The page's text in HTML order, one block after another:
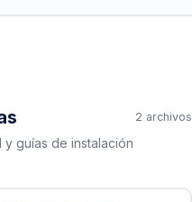
2 archivos
guías de instalación